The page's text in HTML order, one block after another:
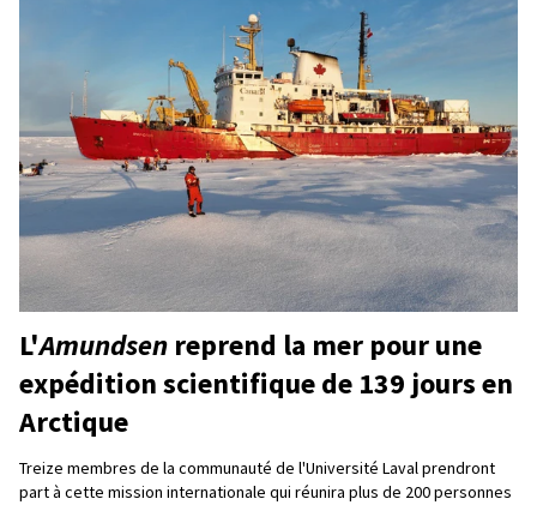
L'Amundsen reprend la mer pour une
expédition scientifique de 139 jours en
Arctique
Treize membres de la communauté de l'Université Laval prendront
part à cette mission internationale qui réunira plus de 200 personnes